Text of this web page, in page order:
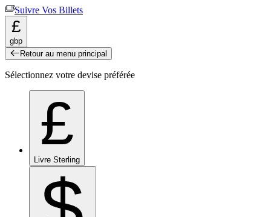
Suivre Vos Billets
£
gbp
Retour au menu principal
Sélectionnez votre devise préférée
£
Livre Sterling